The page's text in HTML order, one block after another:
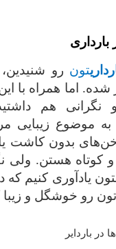
تون رو
اما همراه با
هم
به موضوع زیبایی
بدون کاشت
هستن. ولی
یادآوری کنیم که
رو خوشگل و زیبا